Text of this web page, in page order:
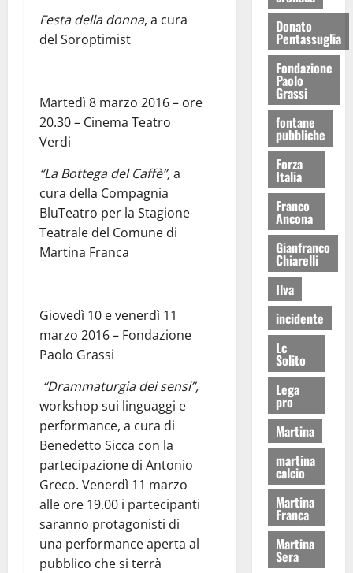
Festa della donna, a cura
del Soroptimist
Martedì 8 marzo 2016 – ore
20.30 – Cinema Teatro
Verdi
“La Bottega del Caffè”,a
cura della Compagnia
BluTeatro per la Stagione
Teatrale del Comune di
Martina Franca
Giovedì 10 e venerdì 11
marzo 2016 – Fondazione
Paolo Grassi
“Drammaturgia dei sensi”,
workshop sui linguaggi e
performance, a cura di
Benedetto Sicca con la
partecipazione di Antonio
Greco. Venerdì 11 marzo
alle ore 19.00 i partecipanti
saranno protagonisti di
una performance aperta al
pubblico che si terrà
Donato
Pentassuglia
Fondazione
Paolo
Grassi
fontane
pubbliche
Forza
Italia
Franco
Ancona
Gianfranco
Chiarelli
Ilva
incidente
Lc
Solito
Lega
pro
Martina
martina
calcio
Martina
Franca
Martina
Sera